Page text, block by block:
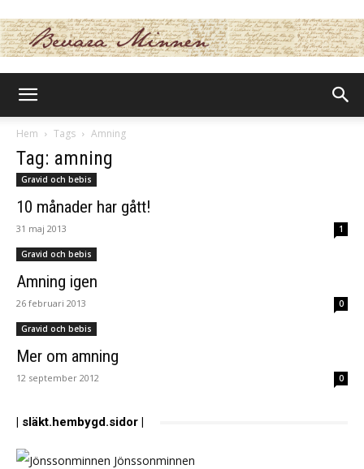
Hem Tags Amning
Tag: amning
Gravid och bebis
10 månader har gått!
31 maj 2013 1
Gravid och bebis
Amning igen
26 februari 2013 0
Gravid och bebis
Mer om amning
12 september 2012 0
| släkt.hembygd.sidor |
Jönssonminnen